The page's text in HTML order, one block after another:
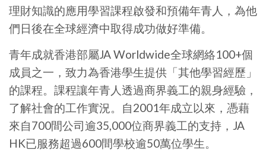
理財知識的應用學習課程啟發和預備年青人，為他
們日後在全球經濟中取得成功做好準備。
青年成就香港部屬JA Worldwide全球網絡100+個
成員之一，致力為香港學生提供「其他學習經歷」
的課程。課程讓年青人透過商界義工的親身經驗，
了解社會的工作實況。自2001年成立以來，憑藉
來自700間公司逾35,000位商界義工的支持，JA
HK已服務超過600間學校逾50萬位學生。